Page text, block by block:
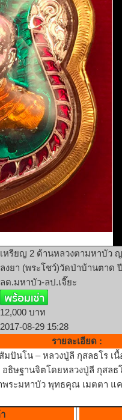
เหรียญ 2 ด้านหลวงตามหาบัว
ลงยา (พระโชว์)วัดป่าบ้านตาด
ลต.มหาบัว-ลป.เจี๊ยะ
12,000 บาท
2017-08-29 15:28
รายละเอียด :
นโน – หลวงปู่ลี กุสลธโร เนื้
ธิษฐานจิตโดยหลวงปู่ลี กุสล
พระมหาบัว พุทธคุณ เมตตา